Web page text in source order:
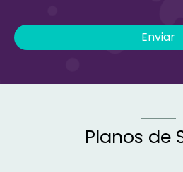
Enviar
Planos de